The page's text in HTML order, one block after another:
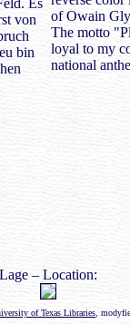
Es
von
bin
of Owain
The motto
loyal to my
national
Lage – Location:
of Texas Libraries ,